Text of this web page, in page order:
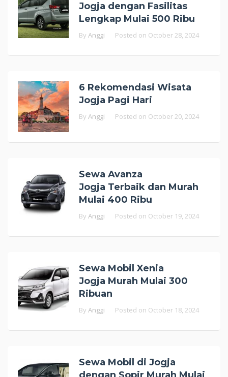
Jogja dengan Fasilitas
Lengkap Mulai 500 Ribu
By Anggi Posted on October 28, 2024
6 Rekomendasi Wisata
Jogja Pagi Hari
By Anggi Posted on October 20, 2024
Sewa Avanza
Jogja Terbaik dan Murah
Mulai 400 Ribu
By Anggi Posted on October 19, 2024
Sewa Mobil Xenia
Jogja Murah Mulai 300
Ribuan
By Anggi Posted on October 18, 2024
Sewa Mobil di Jogja